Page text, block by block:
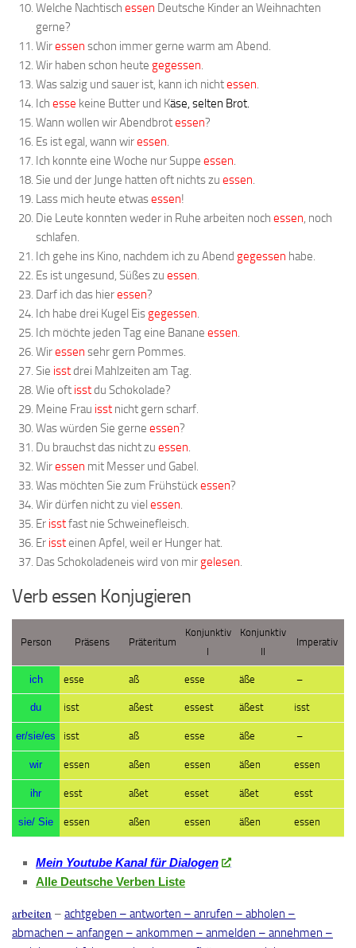
Welche Nachtisch essen Deutsche Kinder an Weihnachten
gerne?
Wiressen schon immer gerne warm am Abend.
Wir haben schon heute gegessen.
Was salzig und sauer ist, kann ich nichtessen.
Ich esse keine Butter und Käse, selten Brot.
Wann wollen wir Abendbrotessen?
Es ist egal, wann wiressen.
Ich konnte eine Woche nur Suppe essen.
Sie und der Junge hatten oft nichts zu essen.
Lass mich heute etwasessen!
Die Leute konnten weder in Ruhe arbeiten noch essen, noch
schlafen.
Ich gehe ins Kino, nachdem ich zu Abend gegessen habe.
Es ist ungesund, Süßes zu essen.
Darf ich das hieressen?
Ich habe drei Kugel Eis gegessen.
Ich möchte jeden Tag eine Banane essen.
Wiressen sehr gern Pommes.
Sie isstdrei Mahlzeiten am Tag.
Wie oft isstdu Schokolade?
Meine Frau isst nicht gern scharf.
Was würden Sie gerne essen?
Du brauchst das nicht zu essen.
Wiressen mit Messer und Gabel.
Was möchten Sie zum Frühstückessen?
Wir dürfen nicht zu viel essen.
Er isstfast nie Schweinefleisch.
Er issteinen Apfel, weil er Hunger hat.
Das Schokoladeneis wird von mir gelesen.
Verb essen Konjugieren
Person Präsens Präteritum
Konjunktiv
I
Konjunktiv
II
Imperativ
ich esse aß esse äße –
du isst aßest essest äßest isst
er/sie/es isst aß esse äße –
wir essen aßen essen äßen essen
ihr esst aßet esset äßet esst
sie/ Sie essen aßen essen äßen essen
Mein Youtube Kanal für Dialogen
Alle Deutsche Verben Liste
arbeiten – achtgeben – antworten – anrufen – abholen –
abmachen – anfangen – ankommen – anmelden – annehmen –